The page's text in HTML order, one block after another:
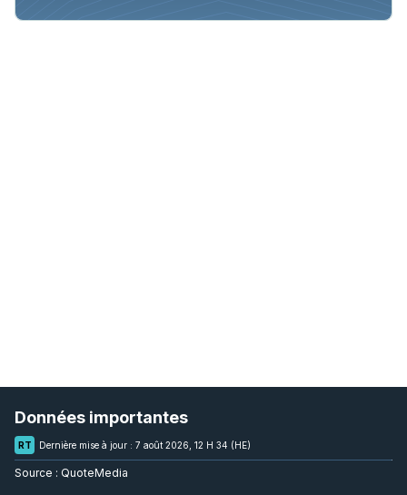
Données importantes
RT Dernière mise à jour : 7 août 2026, 12 H 34 (HE)
Source : QuoteMedia